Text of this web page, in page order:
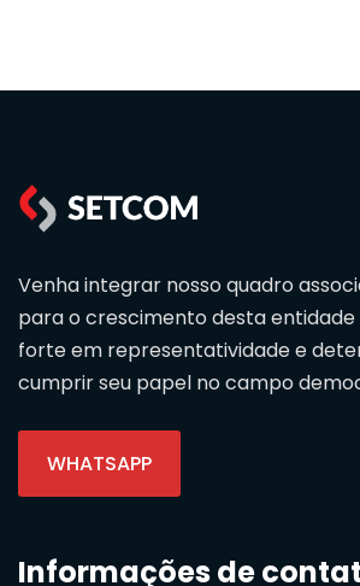
Venha integrar nosso quadro
para o crescimento desta entidade
forte em representatividade e
cumprir seu papel no campo
WHATSAPP
Informações de